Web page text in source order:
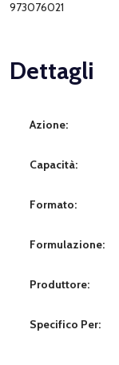
973076021
Dettagli
Azione:
Capacità:
Formato:
Formulazione:
Produttore:
Specifico Per: